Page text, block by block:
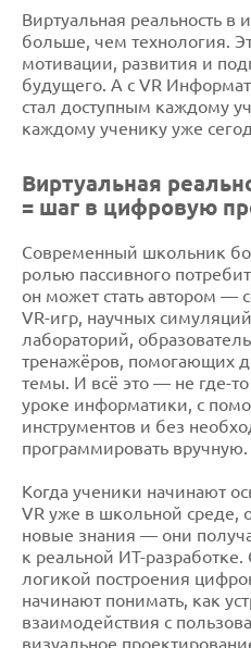
Виртуальная реальность
больше, чем технология.
мотивации, развития и
будущего. А с VR
стал доступным каждому
каждому ученику уже
Виртуальная
= шаг в цифровую
Современный школьник
ролью пассивного
он может стать автором —
VR-игр, научных
лабораторий,
тренажёров, помогающих
темы. И всё это — не где-
уроке информатики, с
инструментов и без
программировать вручную.
Когда ученики начинают
VR уже в школьной среде,
новые знания — они
к реальной ИТ-разработке.
логикой построения
начинают понимать, как
взаимодействия с
визуальное